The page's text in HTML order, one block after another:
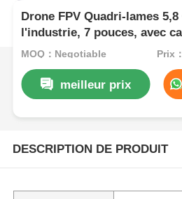
Drone FPV Quadri-lames
l'industrie, 7 pouces, avec
MOQ：Negotiable Prix
meilleur prix
DESCRIPTION DE PRODUIT